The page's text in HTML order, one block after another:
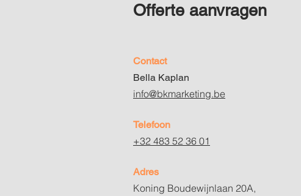
Offerte aanvragen
Contact
Bella Kaplan
info@bkmarketing.be​
Telefoon
+32 483 52 36 01
Adres
Koning Boudewijnlaan 20A,